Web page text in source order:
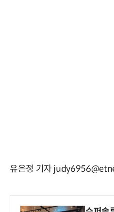
유은정 기자